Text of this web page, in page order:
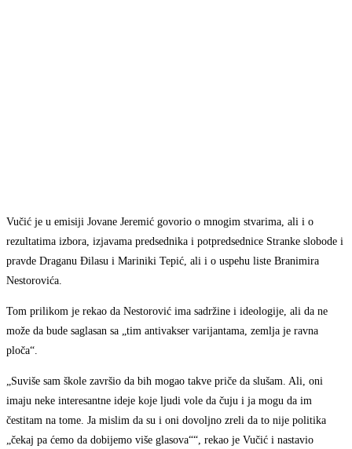
Vučić je u emisiji Jovane Jeremić govorio o mnogim stvarima, ali i o
rezultatima izbora, izjavama predsednika i potpredsednice Stranke slobode i
pravde Draganu Đilasu i Mariniki Tepić, ali i o uspehu liste Branimira
Nestorovića.
Tom prilikom je rekao da Nestorović ima sadržine i ideologije, ali da ne
može da bude saglasan sa „tim antivakser varijantama, zemlja je ravna
ploča“.
„Suviše sam škole završio da bih mogao takve priče da slušam. Ali, oni
imaju neke interesantne ideje koje ljudi vole da čuju i ja mogu da im
čestitam na tome. Ja mislim da su i oni dovoljno zreli da to nije politika
„čekaj pa ćemo da dobijemo više glasova““, rekao je Vučić i nastavio